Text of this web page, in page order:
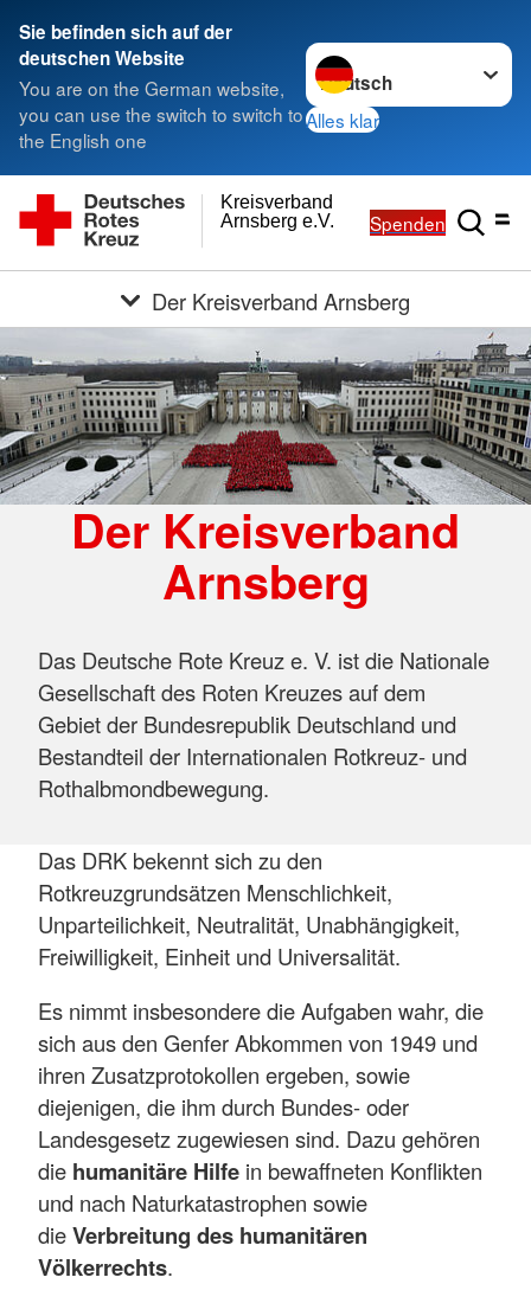
Sie befinden sich auf der
deutschen Website
You are on the German website,
you can use the switch to switch to
the English one
Sprache wechseln zu
Alles klar
Arnsberg e.V.
Kreisverband
Spenden
Der Kreisverband Arnsberg
Der Kreisverband
Arnsberg
Das Deutsche Rote Kreuz e. V. ist die Nationale
Gesellschaft des Roten Kreuzes auf dem
Gebiet der Bundesrepublik Deutschland und
Bestandteil der Internationalen Rotkreuz- und
Rothalbmondbewegung.
Das DRK bekennt sich zu den
Rotkreuzgrundsätzen Menschlichkeit,
Unparteilichkeit, Neutralität, Unabhängigkeit,
Freiwilligkeit, Einheit und Universalität.
Es nimmt insbesondere die Aufgaben wahr, die
sich aus den Genfer Abkommen von 1949 und
ihren Zusatzprotokollen ergeben, sowie
diejenigen, die ihm durch Bundes- oder
Landesgesetz zugewiesen sind. Dazu gehören
die humanitäre Hilfe in bewaffneten Konflikten
und nach Naturkatastrophen sowie
dieVerbreitung des humanitären
Völkerrechts.